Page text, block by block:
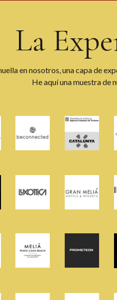
La
en nosotros, una capa de
He aquí una muestra de